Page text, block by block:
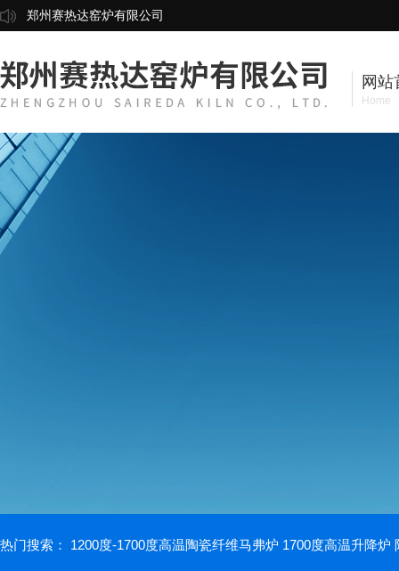
郑州赛热达窑炉有限公司
网站
Home
热门搜索： 1200度-1700度高温陶瓷纤维马弗炉 1700度高温升降炉